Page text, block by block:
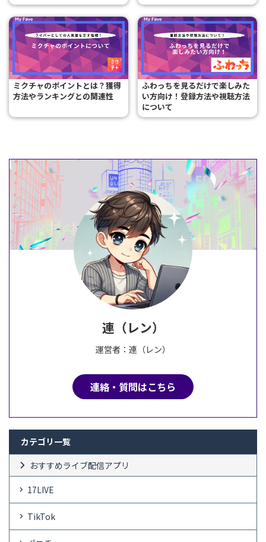
ミクチャのポイントとは？獲得
方法やランキングとの関連性
ふわっちを見るだけで楽しみた
い方向け！登録方法や視聴方法
について
連（レン）
運営者：連（レン）
連絡・質問はこちら
カテゴリ一覧
おすすめライブ配信アプリ
17LIVE
TikTok